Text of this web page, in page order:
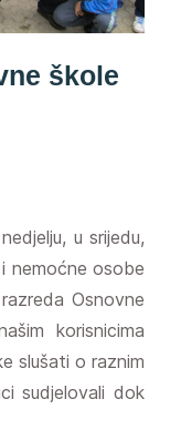
škole
u srijedu,
nemoćne osobe
Osnovne
korisnicima
slušati o raznim
sudjelovali dok